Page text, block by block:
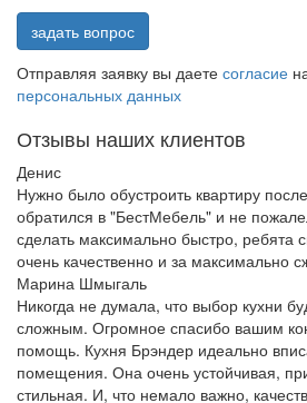
задать вопрос
Отправляя заявку вы даете согласие
персональных данных
Отзывы наших клиентов
Денис
Нужно было обустроить квартиру
обратился в "БестМебель" и не
сделать максимально быстро, ребята
очень качественно и за максимально
Марина Шмыгаль
Никогда не думала, что выбор кухни
сложным. Огромное спасибо вашим
помощь. Кухня Брэндер идеально
помещения. Она очень устойчивая,
стильная. И, что немало важно,